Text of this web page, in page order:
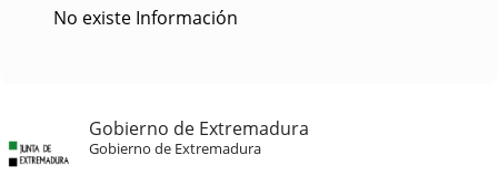
No existe Información
Gobierno de Extremadura
Gobierno de Extremadura